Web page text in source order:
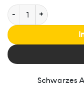
Schwarzes Aluminium
Schwarzes